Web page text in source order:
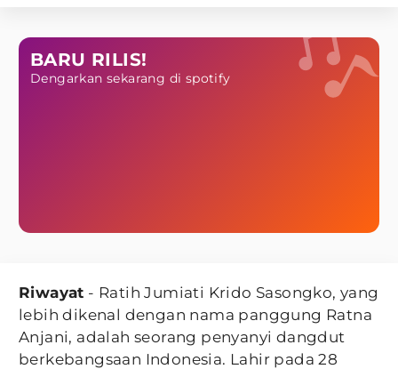
BARU RILIS!
Dengarkan sekarang di spotify
Riwayat - Ratih Jumiati Krido Sasongko, yang
lebih dikenal dengan nama panggung Ratna
Anjani, adalah seorang penyanyi dangdut
berkebangsaan Indonesia. Lahir pada 28